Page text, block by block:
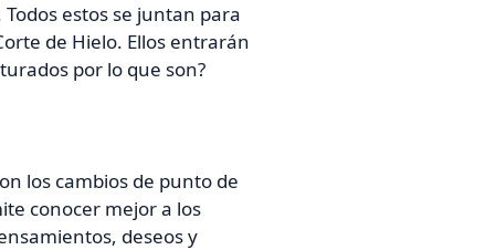
estos se juntan para
de Hielo. Ellos entrarán
por lo que son?
los cambios de punto de
conocer mejor a los
deseos y